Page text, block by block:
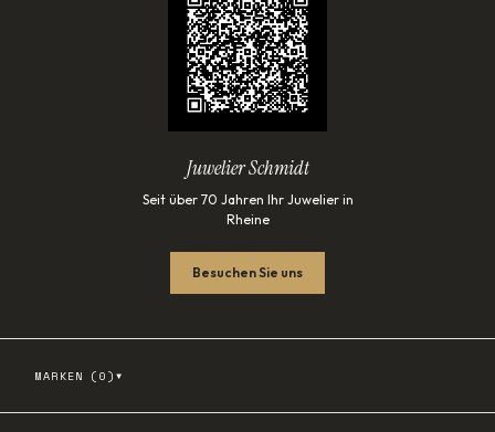
Juwelier Schmidt
Seit über 70 Jahren Ihr Juwelier in
Rheine
Besuchen Sie uns
MARKEN ( 0 ) ▾